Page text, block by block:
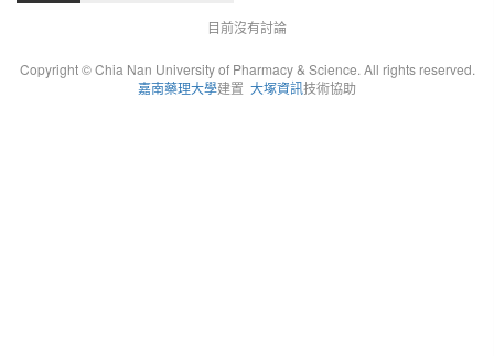
目前沒有討論
Copyright © Chia Nan University of Pharmacy & Science. All rights reserved.
嘉南藥理大學建置 大塚資訊技術協助